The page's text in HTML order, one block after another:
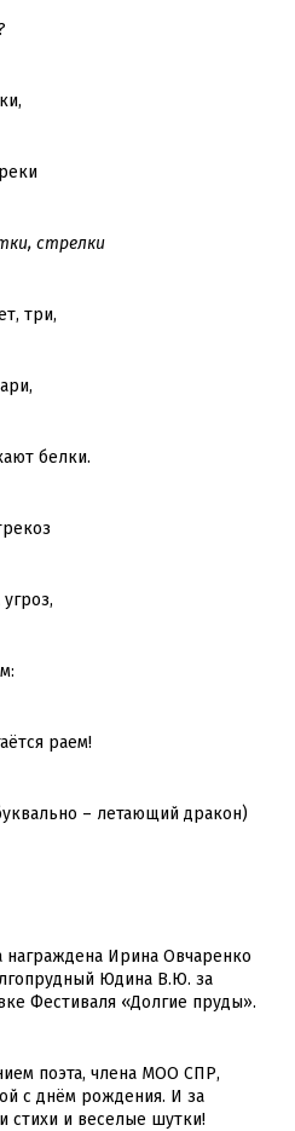
стрелки
три,
белки.
раем!
– летающий дракон)
Ирина Овчаренко
Юдина В.Ю. за
Фестиваля «Долгие пруды».
поэта, члена МОО СПР,
с днём рождения. И за
стихи и веселые шутки!